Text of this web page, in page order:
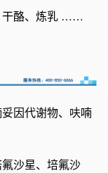
干酪、炼乳 ……
因代谢物、呋喃
沙星、培氟沙